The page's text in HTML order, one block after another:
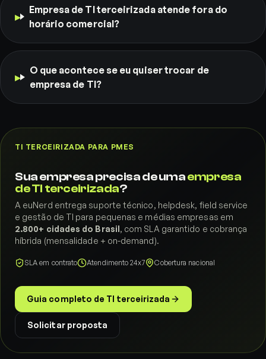
Empresa de TI terceirizada atende fora do
horário comercial?
O que acontece se eu quiser trocar de
empresa de TI?
TI TERCEIRIZADA PARA PMES
Sua empresa precisa de umaempresa
de TI terceirizada?
A euNerd entrega suporte técnico, helpdesk, field service
e gestão de TI para pequenas e médias empresas em
2.800+ cidades do Brasil, com SLA garantido e cobrança
híbrida (mensalidade + on-demand).
SLA em contrato Atendimento 24x7 Cobertura nacional
Guia completo de TI terceirizada
Solicitar proposta